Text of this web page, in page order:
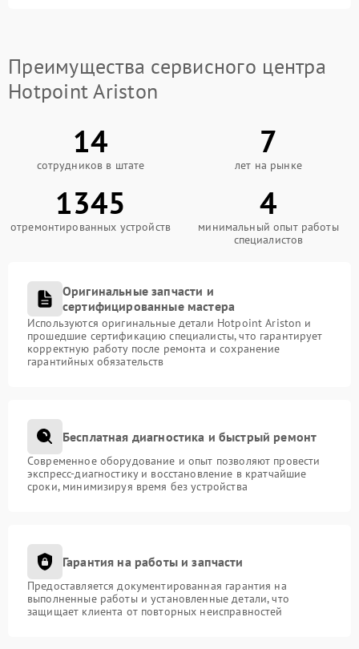
Преимущества сервисного центра
Hotpoint Ariston
14
сотрудников в штате
7
лет на рынке
1345
отремонтированных устройств
4
минимальный опыт работы
специалистов
Оригинальные запчасти и
сертифицированные мастера
Используются оригинальные детали Hotpoint Ariston и
прошедшие сертификацию специалисты, что гарантирует
корректную работу после ремонта и сохранение
гарантийных обязательств
Бесплатная диагностика и быстрый ремонт
Современное оборудование и опыт позволяют провести
экспресс-диагностику и восстановление в кратчайшие
сроки, минимизируя время без устройства
Гарантия на работы и запчасти
Предоставляется документированная гарантия на
выполненные работы и установленные детали, что
защищает клиента от повторных неисправностей